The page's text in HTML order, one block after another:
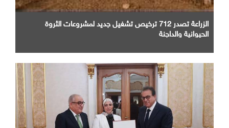
الزراعة تصدر 712 ترخيص تشغيل جديد لمشروعات الثروة
الحيوانية والداجنة